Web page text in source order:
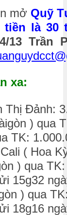
mở Quỹ
là 30
13
xa:
Thị Đảnh:
) qua
TK:
( Hoa
) qua
15g32
) qua
18g16